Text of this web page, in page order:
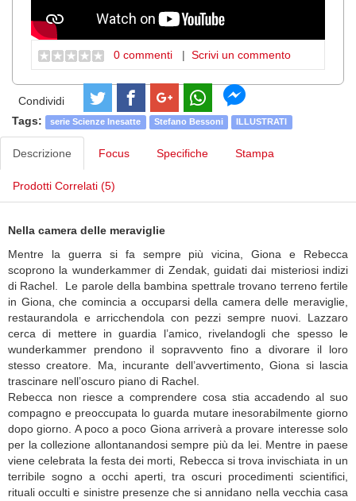
0 commenti | Scrivi un commento
Condividi
Tags:
serie Scienze Inesatte Stefano Bessoni ILLUSTRATI
Descrizione Focus Specifiche Stampa
Prodotti Correlati (5)
Nella camera delle meraviglie
Mentre la guerra si fa sempre più vicina, Giona e Rebecca
scoprono la wunderkammer di Zendak, guidati dai misteriosi indizi
di Rachel. Le parole della bambina spettrale trovano terreno fertile
in Giona, che comincia a occuparsi della camera delle meraviglie,
restaurandola e arricchendola con pezzi sempre nuovi. Lazzaro
cerca di mettere in guardia l’amico, rivelandogli che spesso le
wunderkammer prendono il sopravvento fino a divorare il loro
stesso creatore. Ma, incurante dell’avvertimento, Giona si lascia
trascinare nell’oscuro piano di Rachel.
Rebecca non riesce a comprendere cosa stia accadendo al suo
compagno e preoccupata lo guarda mutare inesorabilmente giorno
dopo giorno. A poco a poco Giona arriverà a provare interesse solo
per la collezione allontanandosi sempre più da lei. Mentre in paese
viene celebrata la festa dei morti, Rebecca si trova invischiata in un
terribile sogno a occhi aperti, tra oscuri procedimenti scientifici,
rituali occulti e sinistre presenze che si annidano nella vecchia casa